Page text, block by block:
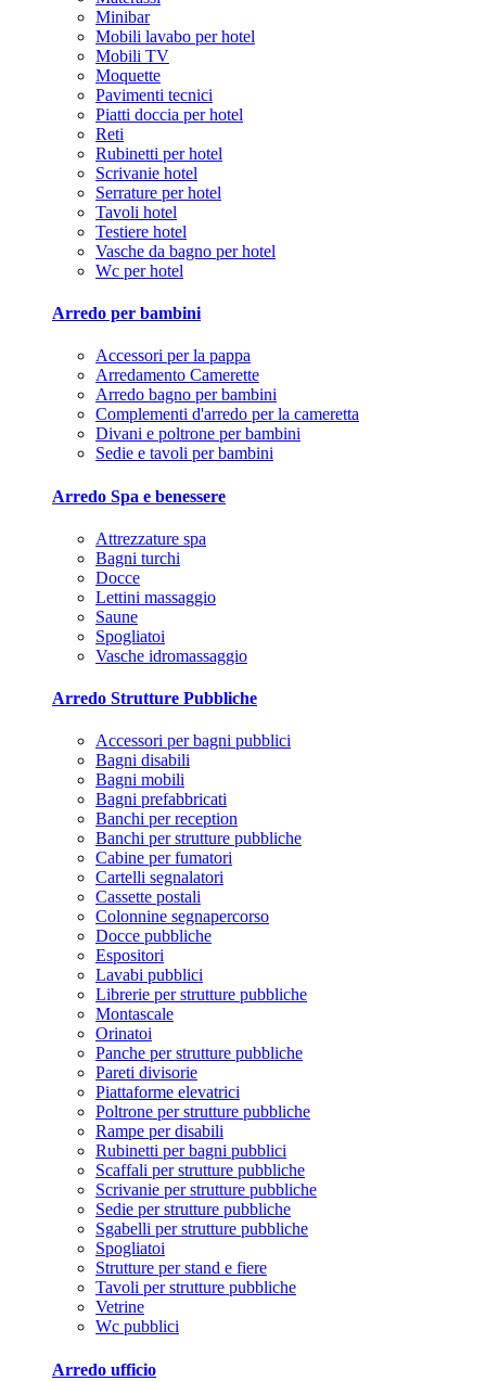
Minibar
Mobili lavabo per hotel
Mobili TV
Moquette
Pavimenti tecnici
Piatti doccia per hotel
Reti
Rubinetti per hotel
Scrivanie hotel
Serrature per hotel
Tavoli hotel
Testiere hotel
Vasche da bagno per hotel
Wc per hotel
Arredo per bambini
Accessori per la pappa
Arredamento Camerette
Arredo bagno per bambini
Complementi d'arredo per la cameretta
Divani e poltrone per bambini
Sedie e tavoli per bambini
Arredo Spa e benessere
Attrezzature spa
Bagni turchi
Docce
Lettini massaggio
Saune
Spogliatoi
Vasche idromassaggio
Arredo Strutture Pubbliche
Accessori per bagni pubblici
Bagni disabili
Bagni mobili
Bagni prefabbricati
Banchi per reception
Banchi per strutture pubbliche
Cabine per fumatori
Cartelli segnalatori
Cassette postali
Colonnine segnapercorso
Docce pubbliche
Espositori
Lavabi pubblici
Librerie per strutture pubbliche
Montascale
Orinatoi
Panche per strutture pubbliche
Pareti divisorie
Piattaforme elevatrici
Poltrone per strutture pubbliche
Rampe per disabili
Rubinetti per bagni pubblici
Scaffali per strutture pubbliche
Scrivanie per strutture pubbliche
Sedie per strutture pubbliche
Sgabelli per strutture pubbliche
Spogliatoi
Strutture per stand e fiere
Tavoli per strutture pubbliche
Vetrine
Wc pubblici
Arredo ufficio